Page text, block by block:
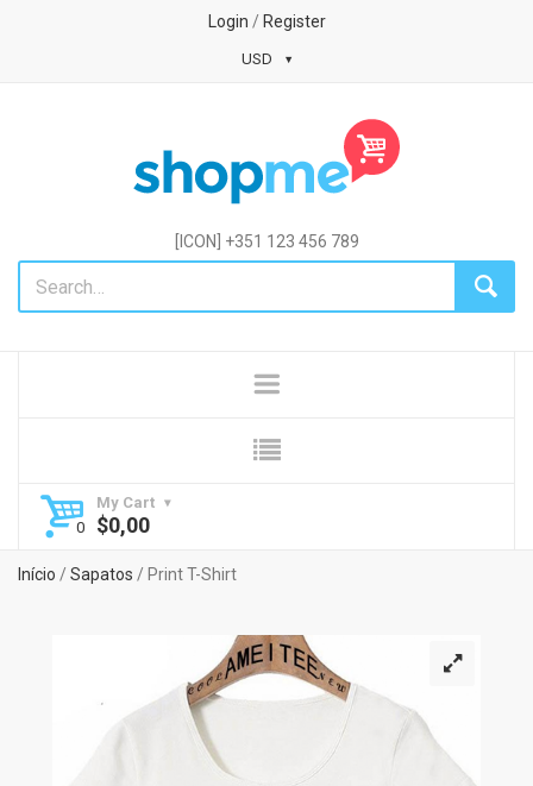
Login / Register
USD
[ICON] +351 123 456 789
My Cart
$0,00
Início / Sapatos / Print T-Shirt